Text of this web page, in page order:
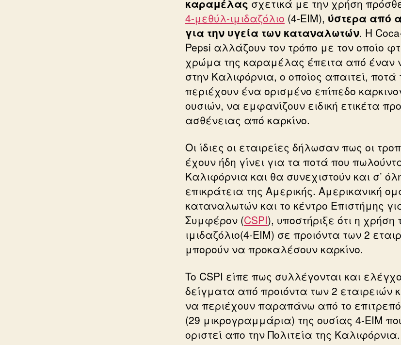
και
καραμέλας σχετικά με την χρήση
4-μεθύλ-ιμιδαζόλιο (4-ΕΙΜ), ύστερα από
για την υγεία των καταναλωτών. Η
Pepsi αλλάζουν τον τρόπο με τον οποίο
χρώμα της καραμέλας έπειτα από έναν
στην Καλιφόρνια, ο οποίος απαιτεί, ποτά
περιέχουν ένα ορισμένο επίπεδο
ουσιών, να εμφανίζουν ειδική ετικέτα
ασθένειας από καρκίνο.
Οι ίδιες οι εταιρείες δήλωσαν πως οι
έχουν ήδη γίνει για τα ποτά που
Καλιφόρνια και θα συνεχιστούν και σ’
επικράτεια της Αμερικής. Αμερικανική
καταναλωτών και το κέντρο Επιστήμης
Συμφέρον (CSPI), υποστήριξε ότι η χρήση
ιμιδαζόλιο(4-ΕΙΜ) σε προιόντα των 2
μπορούν να προκαλέσουν καρκίνο.
To CSPI είπε πως συλλέγονται και
δείγματα από προιόντα των 2 εταιρειών
να περιέχουν παραπάνω από το
(29 μικρογραμμάρια) της ουσίας 4-ΕΙΜ
οριστεί απο την Πολιτεία της Καλιφόρνια.